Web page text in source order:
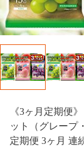
《3ヶ月定期便
ット（グレープ
定期便 3ヶ月 連